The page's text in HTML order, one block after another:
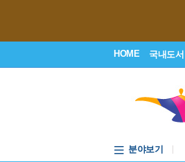
HOME 국내도서
분야보기